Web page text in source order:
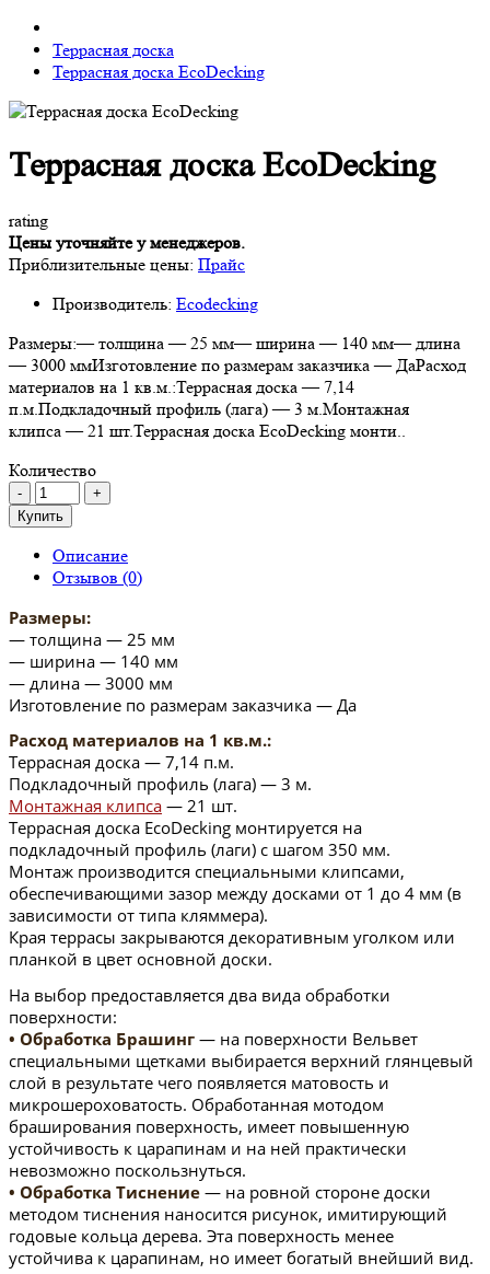
Террасная доска
Террасная доска EcoDecking
Террасная доска EcoDecking
rating
Цены уточняйте у менеджеров.
Приблизительные цены: Прайс
Производитель: Ecodecking
Размеры:— толщина — 25 мм— ширина — 140 мм— длина
— 3000 ммИзготовление по размерам заказчика — ДаРасход
материалов на 1 кв.м.:Террасная доска — 7,14
п.м.Подкладочный профиль (лага) — 3 м.Монтажная
клипса — 21 шт.Террасная доска EcoDecking монти..
Количество
Купить
Описание
Отзывов (0)
Размеры:
— толщина — 25 мм
— ширина — 140 мм
— длина — 3000 мм
Изготовление по размерам заказчика — Да
Расход материалов на 1 кв.м.:
Террасная доска — 7,14 п.м.
Подкладочный профиль (лага) — 3 м.
Монтажная клипса — 21 шт.
Террасная доска EcoDecking монтируется на
подкладочный профиль (лаги) с шагом 350 мм.
Монтаж производится специальными клипсами,
обеспечивающими зазор между досками от 1 до 4 мм (в
зависимости от типа кляммера).
Края террасы закрываются декоративным уголком или
планкой в цвет основной доски.
На выбор предоставляется два вида обработки
поверхности:
• Обработка Брашинг — на поверхности Вельвет
специальными щетками выбирается верхний глянцевый
слой в результате чего появляется матовость и
микрошероховатость. Обработанная мотодом
браширования поверхность, имеет повышенную
устойчивость к царапинам и на ней практически
невозможно поскользнуться.
• Обработка Тиснение — на ровной стороне доски
методом тиснения наносится рисунок, имитирующий
годовые кольца дерева. Эта поверхность менее
устойчива к царапинам, но имеет богатый внейший вид.